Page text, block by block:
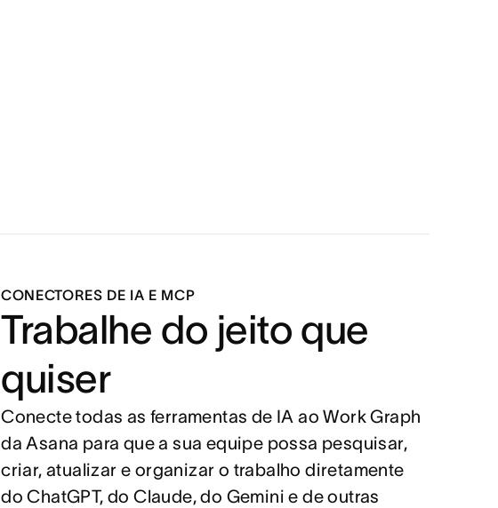
CONECTORES DE IA E MCP
Trabalhe do jeito que
quiser
Conecte todas as ferramentas de IA ao Work Graph
da Asana para que a sua equipe possa pesquisar,
criar, atualizar e organizar o trabalho diretamente
do ChatGPT, do Claude, do Gemini e de outras